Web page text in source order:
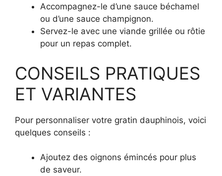
Accompagnez-le d’une sauce béchamel
ou d’une sauce champignon.
Servez-le avec une viande grillée ou rôtie
pour un repas complet.
CONSEILS PRATIQUES
ET VARIANTES
Pour personnaliser votre gratin dauphinois, voici
quelques conseils :
Ajoutez des oignons émincés pour plus
de saveur.